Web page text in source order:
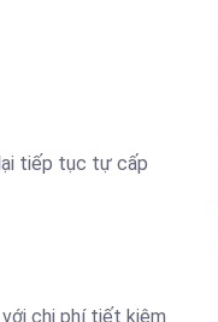
tiếp tục tự cấp
chi phí tiết kiệm